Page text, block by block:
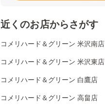
近くのお店からさがす
コメリハード＆グリーン 米沢南店
コメリハード＆グリーン 米沢東店
コメリハード＆グリーン 白鷹店
コメリハード＆グリーン 高畠店